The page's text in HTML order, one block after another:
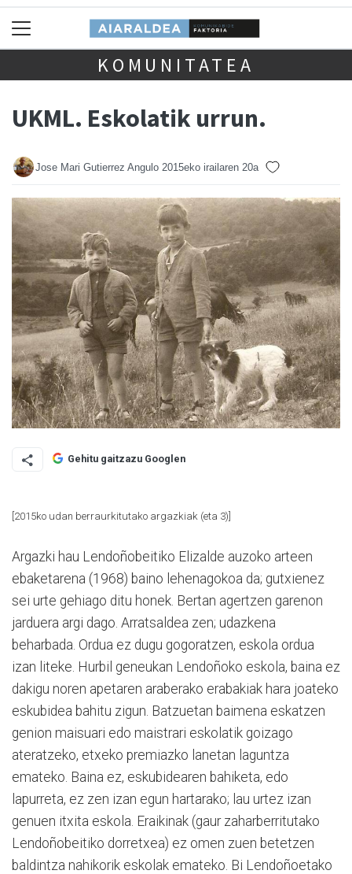
KOMUNITATEA
UKML. Eskolatik urrun.
Jose Mari Gutierrez Angulo 2015eko irailaren 20a
Gehitu gaitzazu Googlen
[2015ko udan berraurkitutako argazkiak (eta 3)]
Argazki hau Lendoñobeitiko Elizalde auzoko arteen
ebaketarena (1968) baino lehenagokoa da; gutxienez
sei urte gehiago ditu honek. Bertan agertzen garenon
jarduera argi dago. Arratsaldea zen; udazkena
beharbada. Ordua ez dugu gogoratzen, eskola ordua
izan liteke. Hurbil geneukan Lendoñoko eskola, baina ez
dakigu noren apetaren araberako erabakiak hara joateko
eskubidea bahitu zigun. Batzuetan baimena eskatzen
genion maisuari edo maistrari eskolatik goizago
ateratzeko, etxeko premiazko lanetan laguntza
emateko. Baina ez, eskubidearen bahiketa, edo
lapurreta, ez zen izan egun hartarako; lau urtez izan
genuen itxita eskola. Eraikinak (gaur zaharberritutako
Lendoñobeitiko dorretxea) ez omen zuen betetzen
baldintza nahikorik eskolak emateko. Bi Lendoñoetako